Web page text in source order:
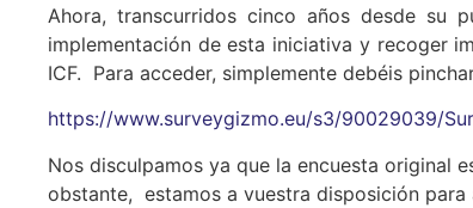
Ahora, transcurridos cinco años desde su
implementación de esta iniciativa y recoger
ICF. Para acceder, simplemente debéis
https://www.surveygizmo.eu/s3/90029039/
Nos disculpamos ya que la encuesta original
obstante, estamos a vuestra disposición para